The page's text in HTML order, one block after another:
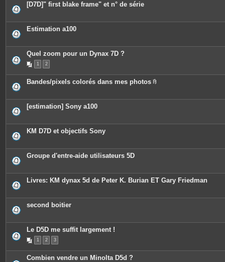
[D7D]" first blake frame" et n° de série
Estimation a100
Quel zoom pour un Dynax 7D ?
1 2
Bandes/pixels colorés dans mes photos
è
j
t
[estimation] Sony a100
KM D7D et objectifs Sony
Groupe d'entre-aide utilisateurs 5D
Livres: KM dynax 5d de Peter K. Burian ET Gary Friedman
second boitier
Le D5D me suffit largement !
1 2 3
Combien vendre un Minolta D5d ?